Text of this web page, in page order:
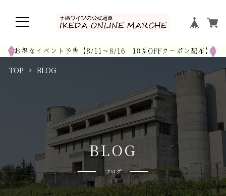
BLOG
ブログ
TOP BLOG